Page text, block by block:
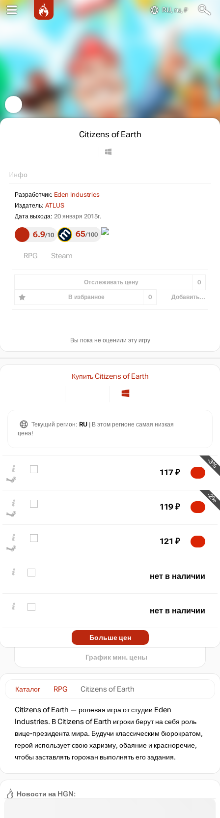
RU, ru, ₽
Citizens of Earth
Инфо
Разработчик: Eden Industries
Издатель: ATLUS
Дата выхода: 20 января 2015г.
6.9 10 65 100
RPG Steam
Отслеживать цену 0
В избранное 0 Добавить...
Вы пока не оценили эту игру
Новости на HGN:
Каталог RPG Citizens of Earth
Citizens of Earth — ролевая игра от студии Eden
Industries. В Citizens of Earth игроки берут на себя роль
вице-президента мира. Будучи классическим бюрократом,
герой использует свою харизму, обаяние и красноречие,
чтобы заставлять горожан выполнять его задания.
Купить Citizens of Earth
Текущий регион: RU | В этом регионе самая низкая
цена!
-3%
117 ₽
-2%
119 ₽
121 ₽
нет в наличии
нет в наличии
Больше цен
2020
300
График мин. цены